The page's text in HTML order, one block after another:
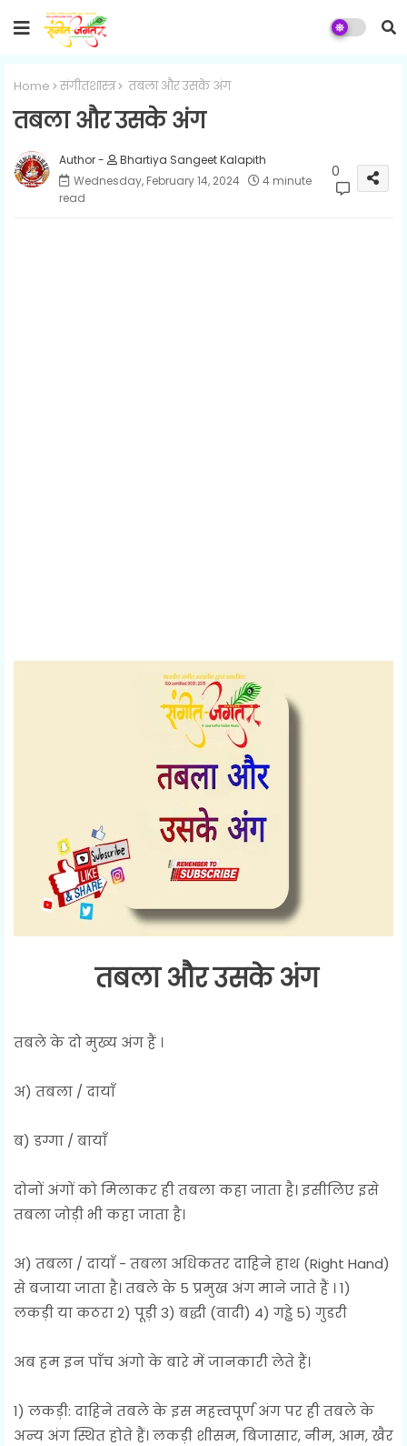
Home संगीतशास्त्र तबला और उसके अंग
तबला और उसके अंग
Bhartiya Sangeet Kalapith
Wednesday, February 14, 2024
4 minute
read
0
तबला और उसके अंग
तबले के दो मुख्य अंग हैं ।
अ) तबला / दायाँ
ब) डग्गा / बायाँ
दोनों अंगों को मिलाकर ही तबला कहा जाता है। इसीलिए इसे
तबला जोड़ी भी कहा जाता है।
अ) तबला / दायाँ - तबला अधिकतर दाहिने हाथ (Right Hand)
से बजाया जाता है। तबले के 5 प्रमुख अंग माने जाते हैं । 1)
लकड़ी या कठरा 2) पूड़ी 3) बद्धी (वादी) 4) गड्ढे 5) गुडरी
अब हम इन पाँच अंगो के बारे में जानकारी लेते हैं।
1) लकड़ी: दाहिने तबले के इस महत्त्वपूर्ण अंग पर ही तबले के
अन्य अंग स्थित होते हैं। लकड़ी शीसम, बिजासार, नीम, आम, खैर